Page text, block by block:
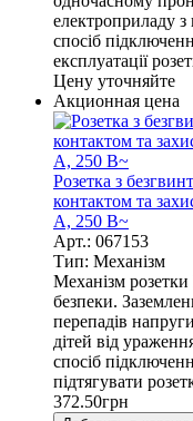
електроприладу
спосіб
експлуатації
Цену уточняйте
Акционная цена
Розетка з
контактом та
А, 250 В~
Арт.: 067153
Тип: Механізм
Механізм
безпеки.
перепадів
дітей від
спосіб
підтягувати
372.50грн